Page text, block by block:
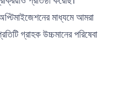
মাধ্যমে আমরা
গ্রাহক উচ্চমানের পরিষেবা